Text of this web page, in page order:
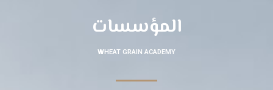
المؤسسات
WHEAT GRAIN ACADEMY